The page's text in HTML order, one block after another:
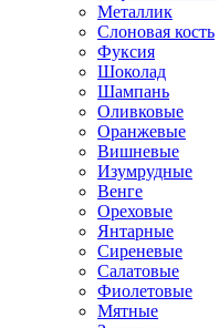
Металлик
Слоновая кость
Фуксия
Шоколад
Шампань
Оливковые
Оранжевые
Вишневые
Изумрудные
Венге
Ореховые
Янтарные
Сиреневые
Салатовые
Фиолетовые
Мятные